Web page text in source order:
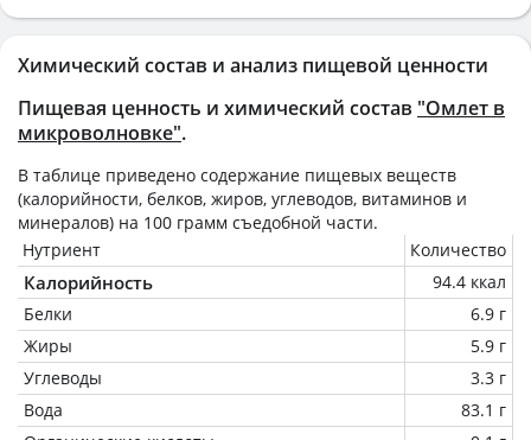
Химический состав и анализ пищевой ценности
Пищевая ценность и химический состав "Омлет в
микроволновке".
В таблице приведено содержание пищевых веществ
(калорийности, белков, жиров, углеводов, витаминов и
минералов) на 100 грамм съедобной части.
Нутриент
Количество
Калорийность
94.4 ккал
Белки
6.9 г
Жиры
5.9 г
Углеводы
3.3 г
Вода
83.1 г